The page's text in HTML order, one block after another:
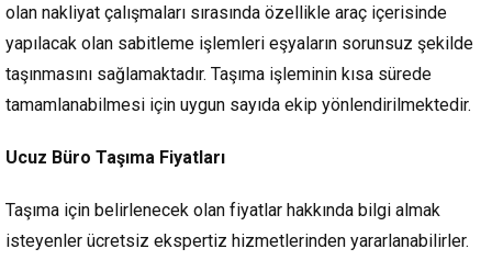
olan nakliyat çalışmaları sırasında özellikle araç içerisinde
yapılacak olan sabitleme işlemleri eşyaların sorunsuz şekilde
taşınmasını sağlamaktadır. Taşıma işleminin kısa sürede
tamamlanabilmesi için uygun sayıda ekip yönlendirilmektedir.
Ucuz Büro Taşıma Fiyatları
Taşıma için belirlenecek olan fiyatlar hakkında bilgi almak
isteyenler ücretsiz ekspertiz hizmetlerinden yararlanabilirler.